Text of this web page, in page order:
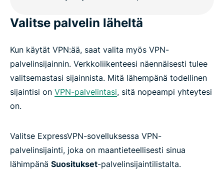
Valitse palvelin läheltä
Kun käytät VPN:ää, saat valita myös VPN-
palvelinsijainnin. Verkkoliikenteesi näennäisesti tulee
valitsemastasi sijainnista. Mitä lähempänä todellinen
sijaintisi on VPN-palvelintasi, sitä nopeampi yhteytesi
on.
Valitse ExpressVPN-sovelluksessa VPN-
palvelinsijainti, joka on maantieteellisesti sinua
lähimpänä Suositukset-palvelinsijaintilistalta.